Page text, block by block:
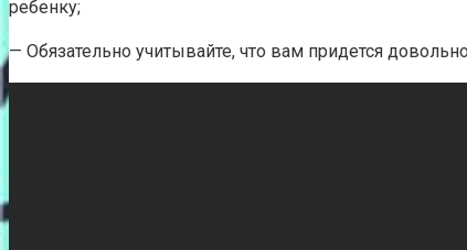
ребенку;
— Обязательно учитывайте, что вам придется